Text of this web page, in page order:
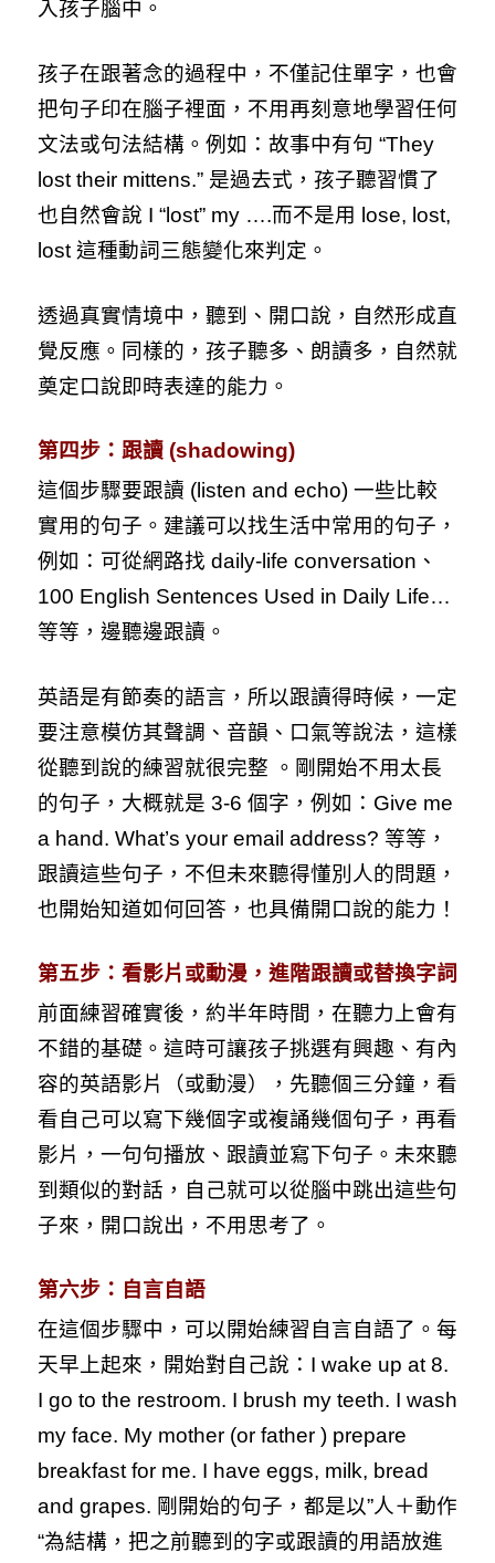
入孩子腦中。
孩子在跟著念的過程中，不僅記住單字，也會
把句子印在腦子裡面，不用再刻意地學習任何
文法或句法結構。例如：故事中有句 “They
lost their mittens.” 是過去式，孩子聽習慣了
也自然會說 I “lost” my ….而不是用 lose, lost,
lost 這種動詞三態變化來判定。
透過真實情境中，聽到、開口說，自然形成直
覺反應。同樣的，孩子聽多、朗讀多，自然就
奠定口說即時表達的能力。
第四步：跟讀(shadowing)
這個步驟要跟讀 (listen and echo) 一些比較
實用的句子。建議可以找生活中常用的句子，
例如：可從網路找 daily-life conversation、
100 English Sentences Used in Daily Life…
等等，邊聽邊跟讀。
英語是有節奏的語言，所以跟讀得時候，一定
要注意模仿其聲調、音韻、口氣等說法，這樣
從聽到說的練習就很完整 。剛開始不用太長
的句子，大概就是 3-6 個字，例如：Give me
a hand. What’s your email address? 等等，
跟讀這些句子，不但未來聽得懂別人的問題，
也開始知道如何回答，也具備開口說的能力！
第五步：看影片或動漫，進階跟讀或替換字詞
前面練習確實後，約半年時間，在聽力上會有
不錯的基礎。這時可讓孩子挑選有興趣、有內
容的英語影片（或動漫），先聽個三分鐘，看
看自己可以寫下幾個字或複誦幾個句子，再看
影片，一句句播放、跟讀並寫下句子。未來聽
到類似的對話，自己就可以從腦中跳出這些句
子來，開口說出，不用思考了。
第六步：自言自語
在這個步驟中，可以開始練習自言自語了。每
天早上起來，開始對自己說：I wake up at 8.
I go to the restroom. I brush my teeth. I wash
my face. My mother (or father ) prepare
breakfast for me. I have eggs, milk, bread
and grapes. 剛開始的句子，都是以”人＋動作
“為結構，把之前聽到的字或跟讀的用語放進